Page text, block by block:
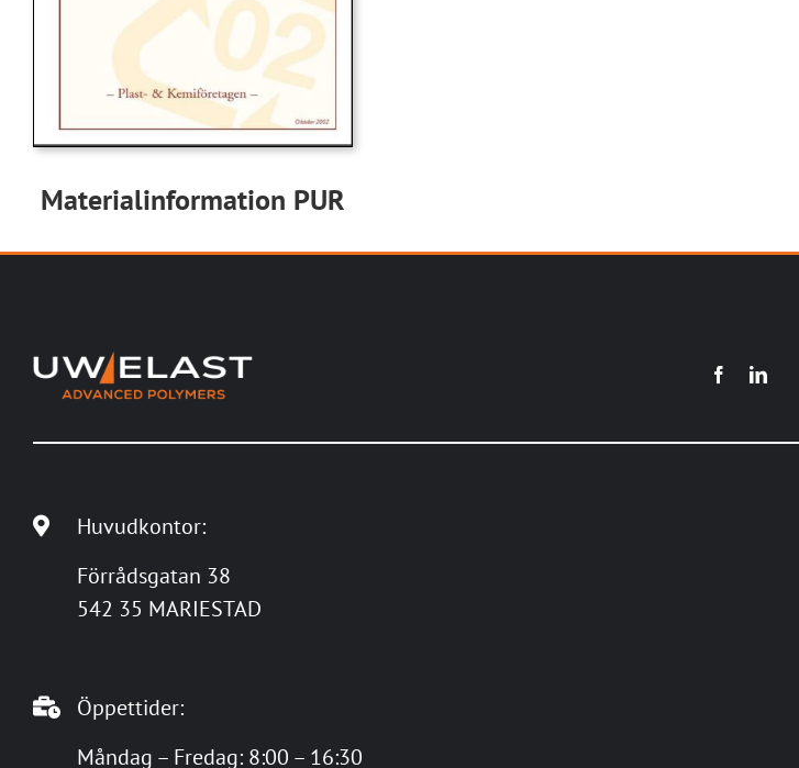
Materialinformation PUR
Huvudkontor:
Förrådsgatan 38
542 35 MARIESTAD
Öppettider:
Måndag – Fredag: 8:00 – 16:30